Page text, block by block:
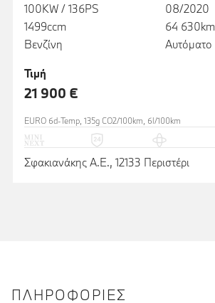
100KW / 136PS
1499ccm
Βενζίνη
08/2020
64 630km
Αυτόματο
Τιμή
21 900 €
EURO 6d-Temp, 135g CO2/100km, 6l/100km
Σφακιανάκης Α.Ε., 12133 Περιστέρι
ΠΛΗΡΟΦΟΡΊΕΣ